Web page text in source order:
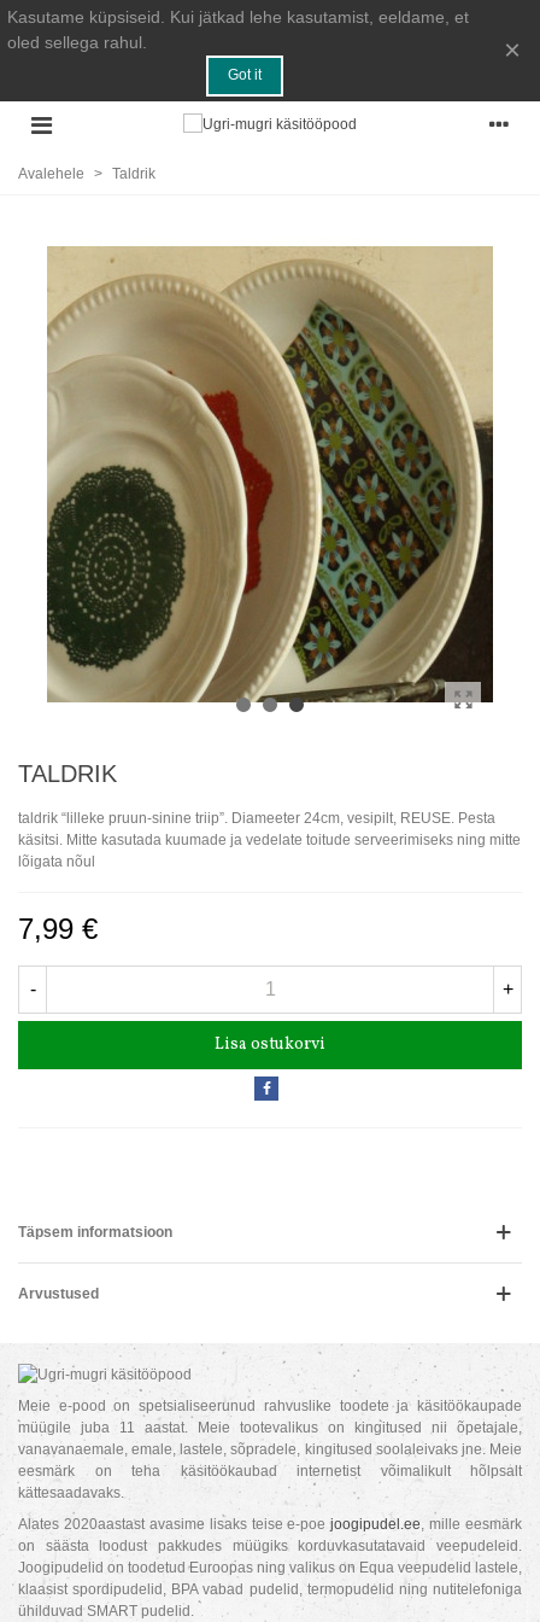
Kasutame küpsiseid. Kui jätkad lehe kasutamist, eeldame, et
oled sellega rahul.
Got it
×
Avalehele > Taldrik
TALDRIK
taldrik “lilleke pruun-sinine triip”. Diameeter 24cm, vesipilt, REUSE. Pesta
käsitsi. Mitte kasutada kuumade ja vedelate toitude serveerimiseks ning mitte
lõigata nõul
7,99 €
- +
Lisa ostukorvi
Täpsem informatsioon
Arvustused
Meie e-pood on spetsialiseerunud rahvuslike toodete ja käsitöökaupade
müügile juba 11 aastat. Meie tootevalikus on kingitused nii õpetajale,
vanavanaemale, emale, lastele, sõpradele, kingitused soolaleivaks jne. Meie
eesmärk on teha käsitöökaubad internetist võimalikult hõlpsalt
kättesaadavaks.
Alates 2020aastast avasime lisaks teise e-poejoogipudel.ee, mille eesmärk
on säästa loodust pakkudes müügiks korduvkasutatavaid veepudeleid.
Joogipudelid on toodetud Euroopas ning valikus on Equa veepudelid lastele,
klaasist spordipudelid, BPA vabad pudelid, termopudelid ning nutitelefoniga
ühilduvad SMART pudelid.